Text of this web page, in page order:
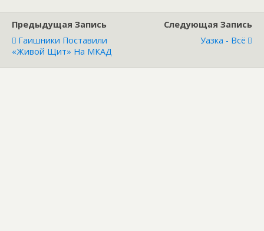
Предыдущая Запись
Гаишники Поставили
«живой Щит» На МКАД
Следующая Запись
Уазка - Всë